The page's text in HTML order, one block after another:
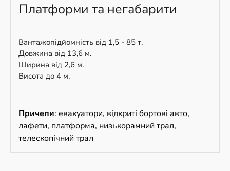
Платформи та негабарити
Вантажопідйомність від 1,5 - 85 т.
Довжина від 13,6 м.
Ширина від 2,6 м.
Висота до 4 м.
Причепи: евакуатори, відкриті бортові авто,
лафети, платформа, низькорамний трал,
телескопічний трал